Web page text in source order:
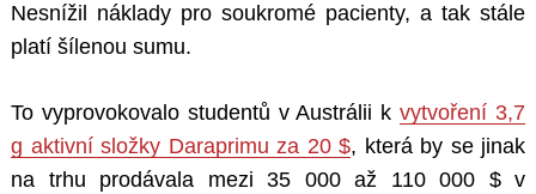
Nesnížil náklady pro soukromé pacienty, a tak stále
platí šílenou sumu.
To vyprovokovalo studentů v Austrálii kvytvoření 3,7
g aktivní složky Daraprimu za 20 $, která by se jinak
na trhu prodávala mezi 35 000 až 110 000 $ v